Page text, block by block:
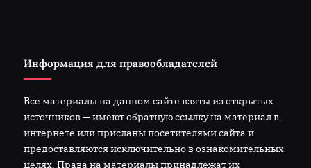
Информация для правообладателей
Все материалы на данном сайте взяты из открытых
источников — имеют обратную ссылку на материал в
интернете или присланы посетителями сайта и
предоставляются исключительно в ознакомительных
целях. Права на материалы принадлежат их